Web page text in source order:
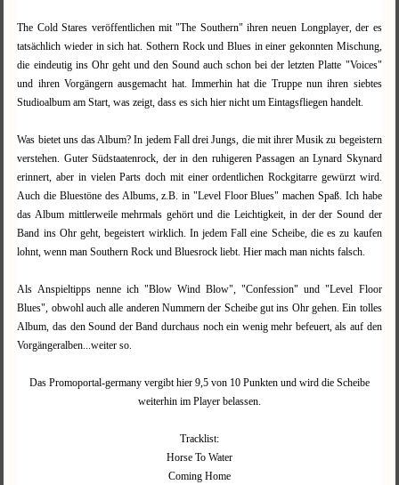
The Cold Stares veröffentlichen mit "The Southern" ihren neuen Longplayer, der es
tatsächlich wieder in sich hat. Sothern Rock und Blues in einer gekonnten Mischung,
die eindeutig ins Ohr geht und den Sound auch schon bei der letzten Platte "Voices"
und ihren Vorgängern ausgemacht hat. Immerhin hat die Truppe nun ihren siebtes
Studioalbum am Start, was zeigt, dass es sich hier nicht um Eintagsfliegen handelt.
Was bietet uns das Album? In jedem Fall drei Jungs, die mit ihrer Musik zu begeistern
verstehen. Guter Südstaatenrock, der in den ruhigeren Passagen an Lynard Skynard
erinnert, aber in vielen Parts doch mit einer ordentlichen Rockgitarre gewürzt wird.
Auch die Bluestöne des Albums, z.B. in "Level Floor Blues" machen Spaß. Ich habe
das Album mittlerweile mehrmals gehört und die Leichtigkeit, in der der Sound der
Band ins Ohr geht, begeistert wirklich. In jedem Fall eine Scheibe, die es zu kaufen
lohnt, wenn man Southern Rock und Bluesrock liebt. Hier mach man nichts falsch.
Als Anspieltipps nenne ich "Blow Wind Blow", "Confession" und "Level Floor
Blues", obwohl auch alle anderen Nummern der Scheibe gut ins Ohr gehen. Ein tolles
Album, das den Sound der Band durchaus noch ein wenig mehr befeuert, als auf den
Vorgängeralben...weiter so.
Das Promoportal-germany vergibt hier 9,5 von 10 Punkten und wird die Scheibe
weiterhin im Player belassen.
Tracklist:
Horse To Water
Coming Home